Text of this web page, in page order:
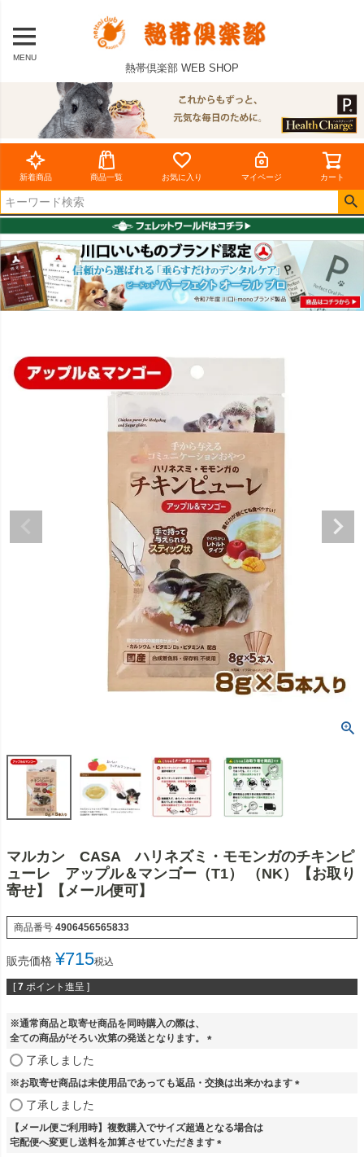
MENU
熱帯倶楽部 WEB SHOP
新着商品 商品一覧 お気に入り マイページ カート
マルカン CASA ハリネズミ・モモンガのチキンピ
ューレ アップル＆マンゴー（T1） （NK）【お取り
寄せ】【メール便可】
商品番号 4906456565833
販売価格 ¥715税込
[ 7 ポイント進呈 ]
※通常商品と取寄せ商品を同時購入の際は、
全ての商品がそろい次第の発送となります。
須
了承しました
※お取寄せ商品は未使用品であっても返品・交換は出来かねます
了承しました
【メール便ご利用時】複数購入でサイズ超過となる場合は
宅配便へ変更し送料を加算させていただきます